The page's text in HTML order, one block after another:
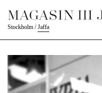
Stockholm /Jaffa